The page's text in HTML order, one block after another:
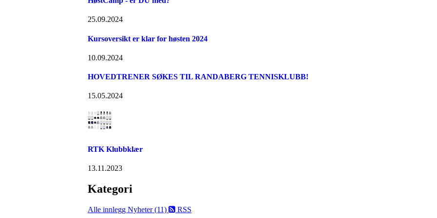
25.09.2024
Kursoversikt er klar for høsten 2024
10.09.2024
HOVEDTRENER SØKES TIL RANDABERG TENNISKLUBB!
15.05.2024
RTK Klubbklær
13.11.2023
Kategori
Alle innlegg Nyheter (11) RSS